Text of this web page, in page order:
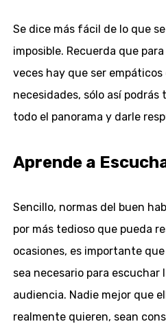
Se dice más fácil de lo que
imposible. Recuerda que
veces hay que ser empáticos
necesidades, sólo así
todo el panorama y darle
Aprende a
Sencillo, normas del buen
por más tedioso que pueda
ocasiones, es importante
sea necesario para escuchar
audiencia. Nadie mejor que
realmente quieren, sean